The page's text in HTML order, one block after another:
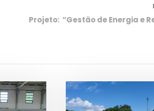
Projeto: “Gestão de Energia e